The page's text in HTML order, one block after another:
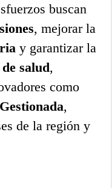
buscan
, mejorar la
y garantizar la
salud,
como
,
de la región y